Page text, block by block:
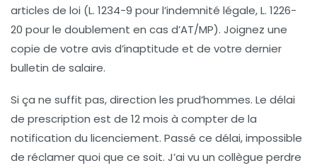
articles de loi (L. 1234-9 pour l’indemnité légale, L. 1226-
20 pour le doublement en cas d’AT/MP). Joignez une
copie de votre avis d’inaptitude et de votre dernier
bulletin de salaire.
Si ça ne suffit pas, direction les prud’hommes. Le délai
de prescription est de 12 mois à compter de la
notification du licenciement. Passé ce délai, impossible
de réclamer quoi que ce soit. J’ai vu un collègue perdre